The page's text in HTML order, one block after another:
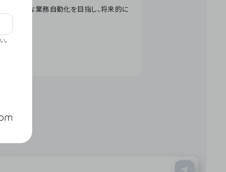
世界的な業務自動化を目指し、将来的に
。